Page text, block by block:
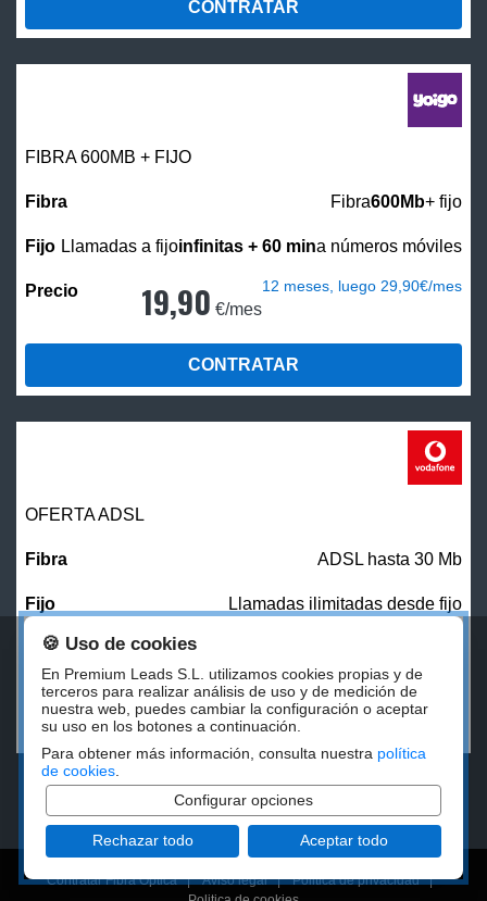
CONTRATAR
FIBRA 600MB + FIJO
Fibra600Mb+ fijo
Llamadas a fijoinfinitas + 60 mina números móviles
19,90 €/mes
12 meses, luego 29,90€/mes
CONTRATAR
OFERTA ADSL
ADSL hasta 30 Mb
Llamadas ilimitadas desde fijo
31,00 €/mes
CONTRATAR
Contratar Fibra Óptica| Aviso legal| Politica de privacidad|
🍪 Uso de cookies
En Premium Leads S.L. utilizamos cookies propias y de
terceros para realizar análisis de uso y de medición de
nuestra web, puedes cambiar la configuración o aceptar
su uso en los botones a continuación.
Para obtener más información, consulta nuestra política
de cookies
Configurar opciones
Rechazar todo Aceptar todo